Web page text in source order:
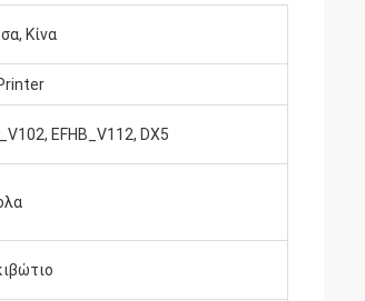
Κίνα
EFHB_V112, DX5